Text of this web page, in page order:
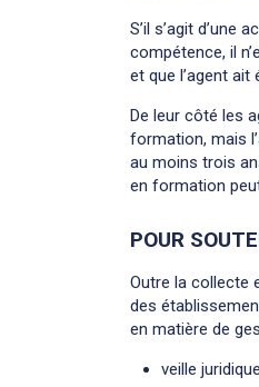
S’il s’agit
compétence, il
et que l’agent
De leur côté les
formation, mais
au moins trois
en formation
POUR
Outre la collecte
des
en matière de
veille